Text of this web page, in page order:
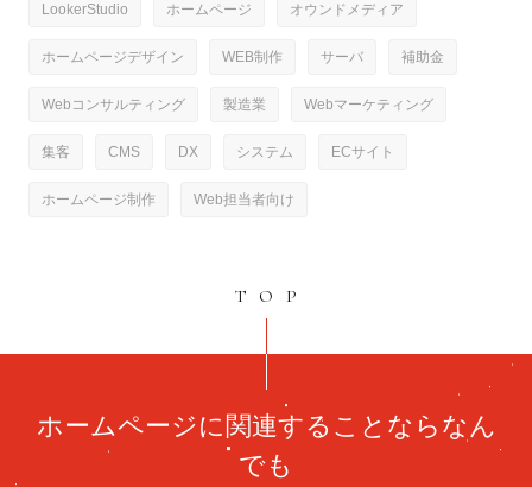
LookerStudio ホームページ オウンドメディア
ホームページデザイン WEB制作 サーバ 補助金
Webコンサルティング 製造業 Webマーケティング
集客 CMS DX システム ECサイト
ホームページ制作 Web担当者向け
TOP
ホームページに関連することならなん
でも